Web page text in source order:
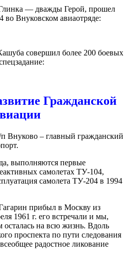
— дважды Герой, прошел
во Внуковском авиаотряде:
совершил более 200 боевых
Гражданской
Внуково – главный гражданский
выполняются первые
самолетах ТУ-104,
самолета ТУ-204 в 1994
прибыл в Москву из
1961 г. его встречали и мы,
осталась на всю жизнь. Вдоль
проспекта по пути следования
радостное ликование